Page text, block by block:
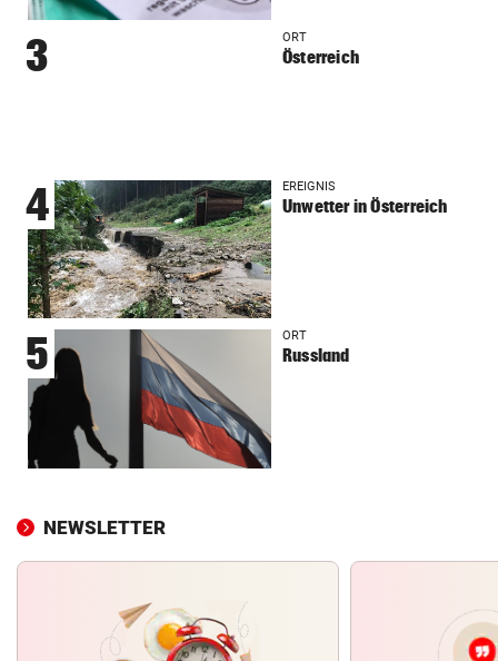
3 ORT
Österreich
4 EREIGNIS
Unwetter in Österreich
5 ORT
Russland
NEWSLETTER